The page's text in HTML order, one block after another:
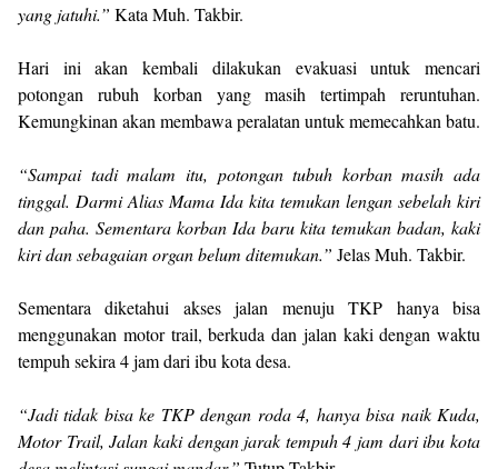
yang jatuhi.” Kata Muh. Takbir.
Hari ini akan kembali dilakukan evakuasi untuk mencari
potongan rubuh korban yang masih tertimpah reruntuhan.
Kemungkinan akan membawa peralatan untuk memecahkan batu.
“Sampai tadi malam itu, potongan tubuh korban masih ada
tinggal. Darmi Alias Mama Ida kita temukan lengan sebelah kiri
dan paha. Sementara korban Ida baru kita temukan badan, kaki
kiri dan sebagaian organ belum ditemukan.” Jelas Muh. Takbir.
Sementara diketahui akses jalan menuju TKP hanya bisa
menggunakan motor trail, berkuda dan jalan kaki dengan waktu
tempuh sekira 4 jam dari ibu kota desa.
“Jadi tidak bisa ke TKP dengan roda 4, hanya bisa naik Kuda,
Motor Trail, Jalan kaki dengan jarak tempuh 4 jam dari ibu kota